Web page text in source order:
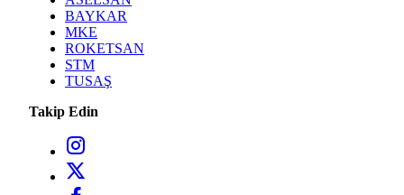
BAYKAR
MKE
ROKETSAN
STM
TUSAŞ
Takip Edin